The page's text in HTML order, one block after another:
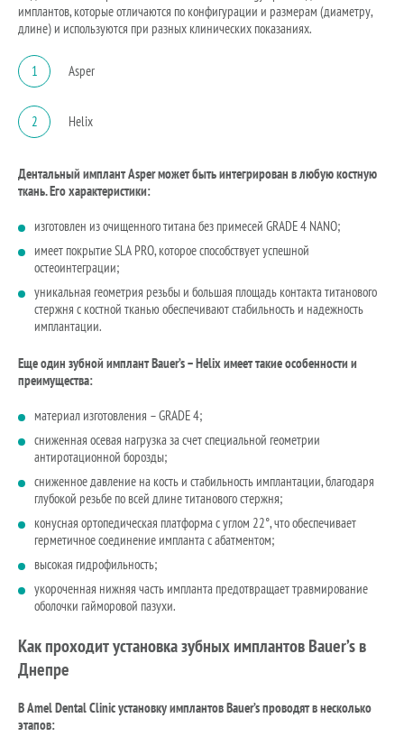
имплантов, которые отличаются по конфигурации и размерам (диаметру,
длине) и используются при разных клинических показаниях.
1 Asper
2 Helix
Дентальный имплант Asper может быть интегрирован в любую костную
ткань. Его характеристики:
изготовлен из очищенного титана без примесей GRADE 4 NANO;
имеет покрытие SLA PRO, которое способствует успешной
остеоинтеграции;
уникальная геометрия резьбы и большая площадь контакта титанового
стержня с костной тканью обеспечивают стабильность и надежность
имплантации.
Еще один зубной имплант Bauer’s – Helix имеет такие особенности и
преимущества:
материал изготовления – GRADE 4;
сниженная осевая нагрузка за счет специальной геометрии
антиротационной борозды;
сниженное давление на кость и стабильность имплантации, благодаря
глубокой резьбе по всей длине титанового стержня;
конусная ортопедическая платформа с углом 22°, что обеспечивает
герметичное соединение импланта с абатментом;
высокая гидрофильность;
укороченная нижняя часть импланта предотвращает травмирование
оболочки гайморовой пазухи.
Как проходит установка зубных имплантов Bauer’s в
Днепре
В Amel Dental Clinic установку имплантов Bauer’s проводят в несколько
этапов: